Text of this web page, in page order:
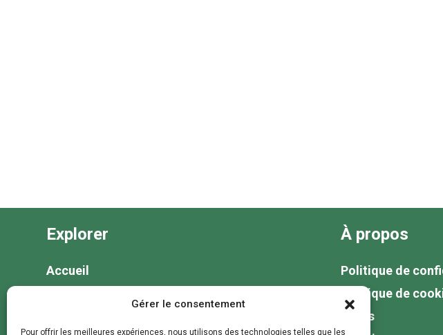
Gérer le consentement
Pour offrir les meilleures expériences, nous utilisons des technologies telles que les
Explorer
Accueil
À propos
Politique de
Politique de
Tarifs